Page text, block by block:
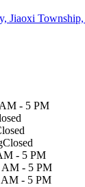
Jiaoxi
- 5 PM
Closed
- 5 PM
AM - 5 PM
AM - 5 PM